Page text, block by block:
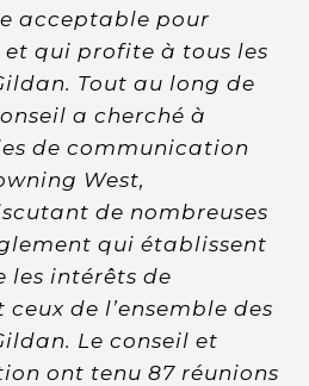
acceptable pour
qui profite à tous les
Tout au long de
a cherché à
de communication
West,
de nombreuses
qui établissent
les intérêts de
de l’ensemble des
Le conseil et
ont tenu 87 réunions